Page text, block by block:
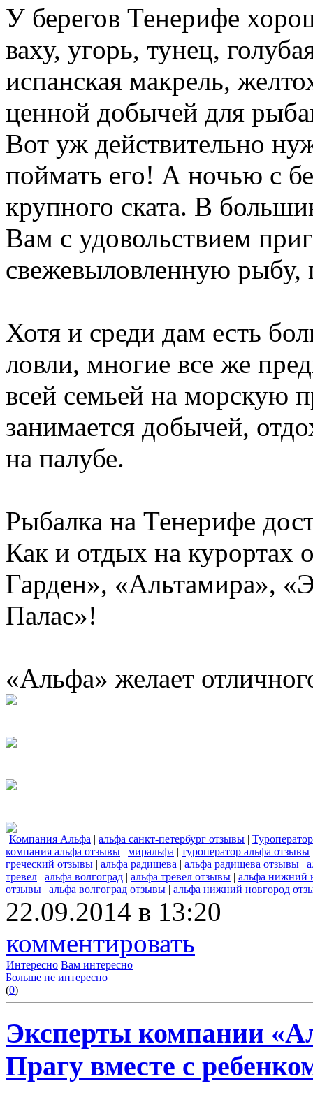
У берегов Тенерифе
ваху, угорь, тунец,
испанская макрель,
ценной добычей для
Вот уж действительно
поймать его! А ночью с
крупного ската. В
Вам с удовольствием
свежевыловленную рыбу,
Хотя и среди дам есть
ловли, многие все же
всей семьей на морскую
занимается добычей,
на палубе.
Рыбалка на Тенерифе
Как и отдых на курортах
Гарден», «Альтамира»,
Палас»!
«Альфа» желает
Компания Альфа | альфа санкт-петербург отзывы |
компания альфа отзывы | миральфа | туроператор альфа отзывы
греческий отзывы | альфа радищева | альфа радищева отзывы |
тревел | альфа волгоград | альфа тревел отзывы | альфа нижний
отзывы | альфа волгоград отзывы | альфа нижний новгород
22.09.2014 в 13:20
комментировать
Интересно Вам интересно
Больше не интересно
(0)
Эксперты компании
Прагу вместе с